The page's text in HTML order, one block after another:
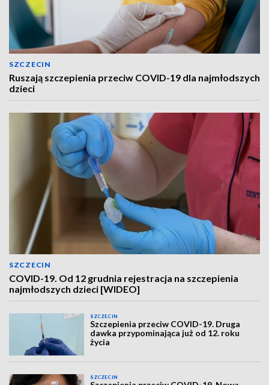
SZCZECIN
Ruszają szczepienia przeciw COVID-19 dla najmłodszych
dzieci
SZCZECIN
COVID-19. Od 12 grudnia rejestracja na szczepienia
najmłodszych dzieci [WIDEO]
SZCZECIN
Szczepienia przeciw COVID-19. Druga
dawka przypominająca już od 12. roku
życia
SZCZECIN